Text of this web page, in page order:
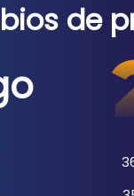
de